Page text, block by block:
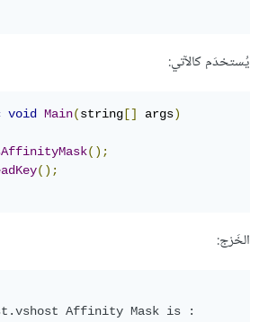
يُستخدَم كالآتي:
void Main(string[] args)
();
();
الخَرْج:
Affinity Mask is :